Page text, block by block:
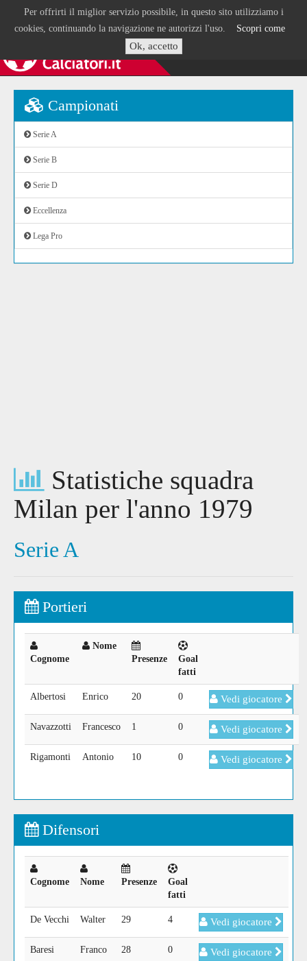
Per offrirti il miglior servizio possibile, in questo sito utilizziamo i
cookies, continuando la navigazione ne autorizzi l'uso. Scopri come
Ok, accetto
Campionati
Serie A
Serie B
Serie D
Eccellenza
Lega Pro
Statistiche squadra
Milan per l'anno 1979
Serie A
Portieri
Cognome
Nome
Presenze
Goal
fatti
Albertosi Enrico 20 0 Vedi giocatore
Navazzotti Francesco 1 0 Vedi giocatore
Rigamonti Antonio 10 0 Vedi giocatore
Difensori
Cognome Nome Presenze
Goal
fatti
De Vecchi Walter 29 4 Vedi giocatore
Baresi Franco 28 0 Vedi giocatore